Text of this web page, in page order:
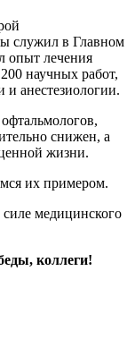
служил в Главном
опыт лечения
научных работ,
анестезиологии.
снижен, а
жизни.
их примером.
медицинского
коллеги!